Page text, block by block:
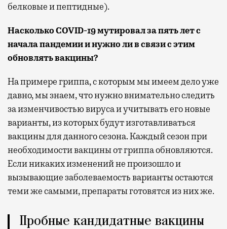
белковые и пептидные).
Насколько COVID-19 мутировал за пять лет с
начала пандемии и нужно ли в связи с этим
обновлять вакцины?
На примере гриппа, с которым мы имеем дело уже
давно, мы знаем, что нужно внимательно следить
за изменчивостью вируса и учитывать его новые
варианты, из которых будут изготавливаться
вакцины для данного сезона. Каждый сезон при
необходимости вакцины от гриппа обновляются.
Если никаких изменений не произошло и
вызывающие заболеваемость варианты остаются
теми же самыми, препараты готовятся из них же.
Пробные кандидатные вакцины